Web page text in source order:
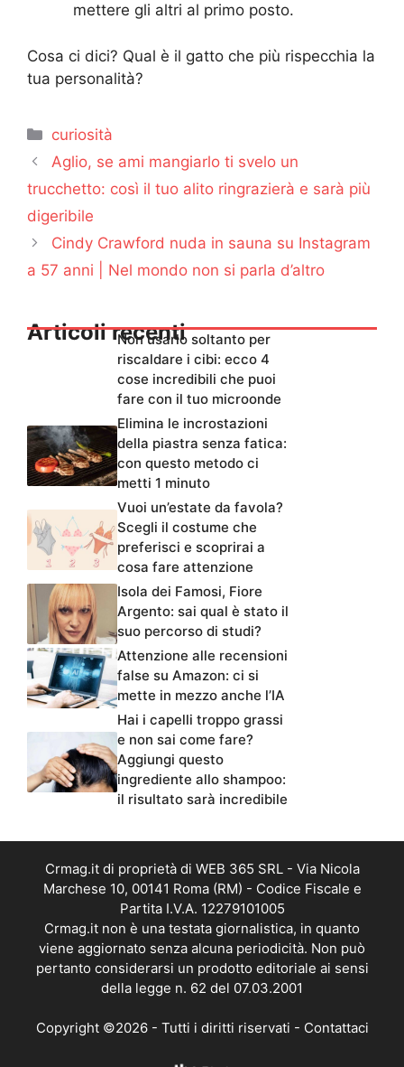
mettere gli altri al primo posto.
Cosa ci dici? Qual è il gatto che più rispecchia la
tua personalità?
Categorie
curiosità
Aglio, se ami mangiarlo ti svelo un
trucchetto: così il tuo alito ringrazierà e sarà più
digeribile
Cindy Crawford nuda in sauna su Instagram
a 57 anni | Nel mondo non si parla d’altro
Articoli recentiNon usarlo soltanto per
riscaldare i cibi: ecco 4
cose incredibili che puoi
fare con il tuo microonde
Elimina le incrostazioni
della piastra senza fatica:
con questo metodo ci
metti 1 minuto
Vuoi un’estate da favola?
Scegli il costume che
preferisci e scoprirai a
cosa fare attenzione
Isola dei Famosi, Fiore
Argento: sai qual è stato il
suo percorso di studi?
Attenzione alle recensioni
false su Amazon: ci si
mette in mezzo anche l’IA
Hai i capelli troppo grassi
e non sai come fare?
Aggiungi questo
ingrediente allo shampoo:
il risultato sarà incredibile
Crmag.it di proprietà di WEB 365 SRL - Via Nicola
Marchese 10, 00141 Roma (RM) - Codice Fiscale e
Partita I.V.A. 12279101005
Crmag.it non è una testata giornalistica, in quanto
viene aggiornato senza alcuna periodicità. Non può
pertanto considerarsi un prodotto editoriale ai sensi
della legge n. 62 del 07.03.2001
Copyright ©2026 - Tutti i diritti riservati - Contattaci